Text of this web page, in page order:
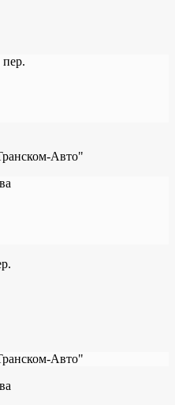
Авто"
Авто"